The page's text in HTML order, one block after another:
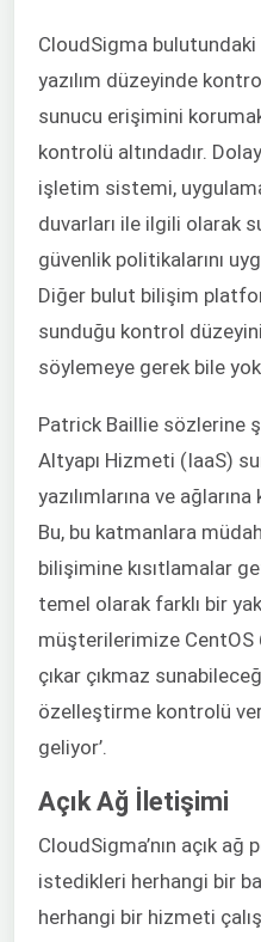
CloudSigma bulutundaki
yazılım düzeyinde
sunucu erişimini korumak
kontrolü altındadır.
işletim sistemi,
duvarları ile ilgili olarak
güvenlik politikalarını
Diğer bulut bilişim
sunduğu kontrol düzeyini
söylemeye gerek bile yok.
Patrick Baillie sözlerine
Altyapı Hizmeti (IaaS)
yazılımlarına ve
Bu, bu katmanlara
bilişimine kısıtlamalar
temel olarak farklı bir
müşterilerimize CentOS
çıkar çıkmaz
özelleştirme kontrolü
geliyor’.
Açık Ağ İletişimi
CloudSigma’nın açık
istedikleri herhangi bir
herhangi bir hizmeti